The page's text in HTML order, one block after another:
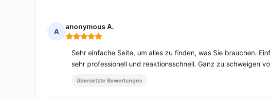
A
anonymous A.
Hinweis: 5 von 5
Sehr einfache Seite, um alles zu finden, was Sie brauchen.
sehr professionell und reaktionsschnell. Ganz zu schweigen
Übersetzte Bewertungen